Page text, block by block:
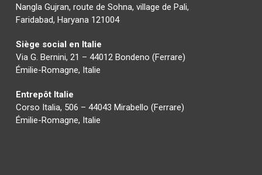
Nangla Gujran, route de Sohna, village de Pali,
Faridabad, Haryana 121004
Siège social en Italie
Via G. Bernini, 21 – 44012 Bondeno (Ferrare)
Émilie-Romagne, Italie
Entrepôt Italie
Corso Italia, 506 – 44043 Mirabello (Ferrare)
Émilie-Romagne, Italie